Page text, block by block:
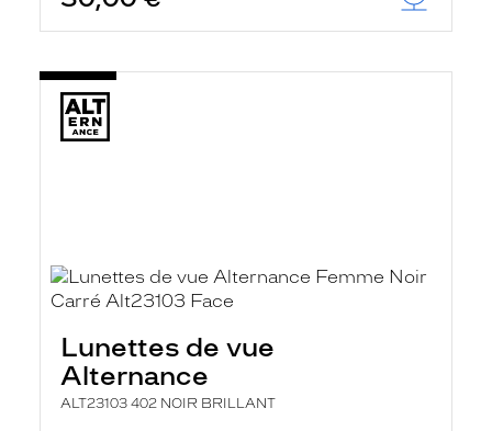
Lunettes de vue
Alternance
ALT23103 402 NOIR BRILLANT